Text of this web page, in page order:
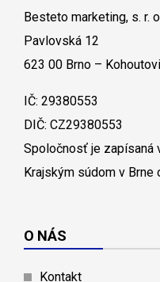
Besteto marketing, s. r.
Pavlovská 12
623 00 Brno –
IČ: 29380553
DIČ: CZ29380553
Spoločnosť je zapísaná
Krajským súdom v Brne
O NÁS
Kontakt